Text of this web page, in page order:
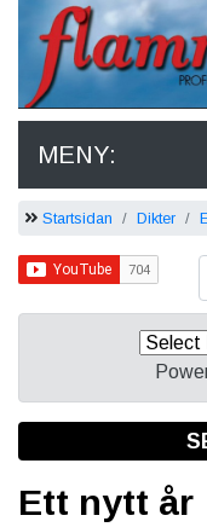
MENY:
Startsidan Dikter
Ett nytt år